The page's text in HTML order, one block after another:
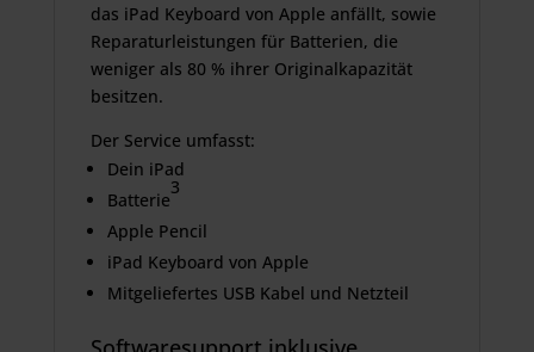
das iPad Keyboard von Apple anfällt, sowie
Reparatur­leistungen für Batterien, die
weniger als 80 % ihrer Original­kapazität
besitzen.
Der Service umfasst:
Dein iPad
Batterie
3
Apple Pencil
iPad Keyboard von Apple
Mitgeliefertes USB Kabel und Netzteil